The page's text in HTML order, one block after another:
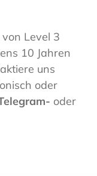
Level 3
10 Jahren
uns
oder
oder